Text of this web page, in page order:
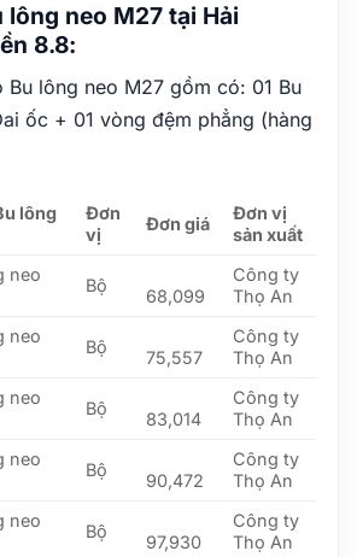
lông neo M27 tại Hải
8.8:
Bu lông neo M27 gồm có: 01 Bu
ốc + 01 vòng đệm phẳng (hàng
lông
Đơn
vị
Đơn giá
Đơn vị
sản xuất
neo
Bộ
68,099
Công ty
Thọ An
neo
Bộ
75,557
Công ty
Thọ An
neo
Bộ
83,014
Công ty
Thọ An
neo
Bộ
90,472
Công ty
Thọ An
neo
Bộ
97,930
Công ty
Thọ An